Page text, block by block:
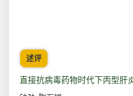
述评
直接抗病毒药物时代下丙型肝